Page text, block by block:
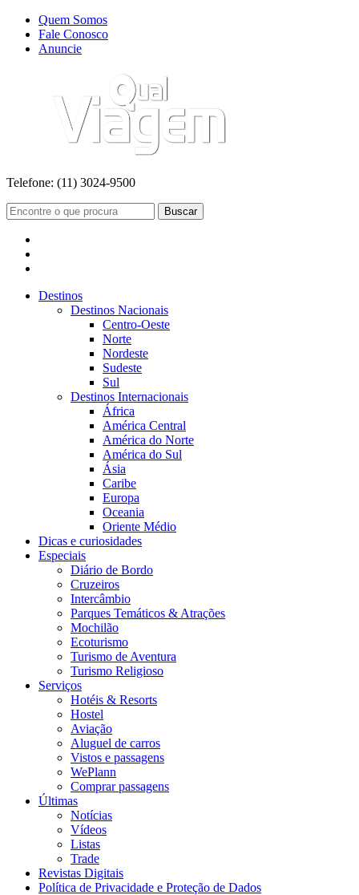
Quem Somos
Fale Conosco
Anuncie
Telefone: (11) 3024-9500
Buscar
Destinos
Destinos Nacionais
Centro-Oeste
Norte
Nordeste
Sudeste
Sul
Destinos Internacionais
África
América Central
América do Norte
América do Sul
Ásia
Caribe
Europa
Oceania
Oriente Médio
Dicas e curiosidades
Especiais
Diário de Bordo
Cruzeiros
Intercâmbio
Parques Temáticos & Atrações
Mochilão
Ecoturismo
Turismo de Aventura
Turismo Religioso
Serviços
Hotéis & Resorts
Hostel
Aviação
Aluguel de carros
Vistos e passagens
WePlann
Comprar passagens
Últimas
Notícias
Vídeos
Listas
Trade
Revistas Digitais
Política de Privacidade e Proteção de Dados